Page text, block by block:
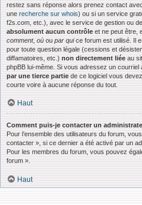
restez sans réponse alors prenez contact
une recherche sur whois) ou si un service
f2s.com, etc.), avec le service de gestion ou
absolument aucun contrôle et ne peut être,
comment, où ou par quice forum est utilisé. Il
pour toute question légale (cessions et
diffamatoires, etc.) non directement liée au
phpBB lui-même. Si vous adressez un courriel
par une tierce partie de ce logiciel vous
courte voire à aucune réponse du tout.
Haut
Comment puis-je contacter un
Pour l’ensemble des utilisateurs du forum,
contacter », si ce dernier a été activé par un
Pour les membres du forum, vous pouvez
forum ».
Haut